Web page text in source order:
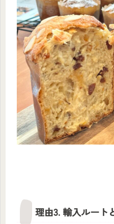
理由3. 輸入ルート